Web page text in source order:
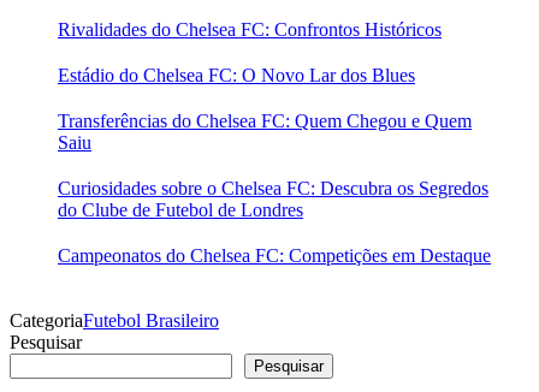
Rivalidades do Chelsea FC: Confrontos Históricos
Estádio do Chelsea FC: O Novo Lar dos Blues
Transferências do Chelsea FC: Quem Chegou e Quem
Saiu
Curiosidades sobre o Chelsea FC: Descubra os Segredos
do Clube de Futebol de Londres
Campeonatos do Chelsea FC: Competições em Destaque
CategoriaFutebol Brasileiro
Pesquisar
Pesquisar